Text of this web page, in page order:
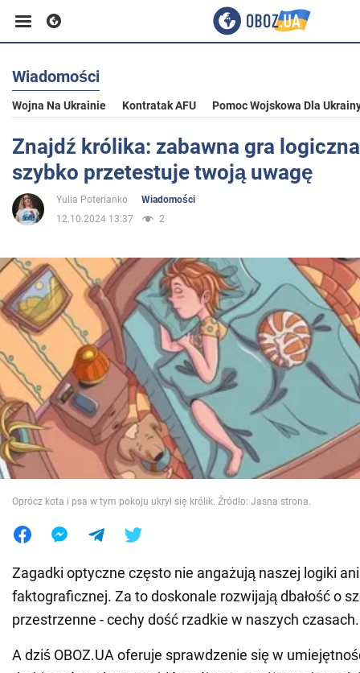
Biznes
Sport
Rozrywka
Polityka
Społeczeństwo
Wojna na Ukrainie
Świat
Jedzenie
Wiadomości
Wojna Na Ukrainie Kontratak AFU Pomoc Wojskowa Dla
Znajdź królika: zabawna gra
szybko przetestuje twoją uwagę
Yulia Poterianko
Wiadomości
12.10.2024 13:37
2
Oprócz kota i psa w tym pokoju ukrył się królik. Źródło: Jasna strona.
Zagadki optyczne często nie angażują naszej logiki
faktograficznej. Za to doskonale rozwijają dbałość o
przestrzenne - cechy dość rzadkie w naszych czasach.
A dziś OBOZ.UA oferuje sprawdzenie się w